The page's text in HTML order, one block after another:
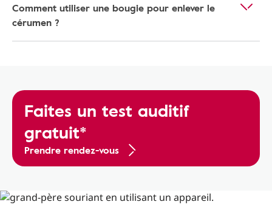
Comment utiliser une bougie pour enlever le
cérumen ?
Faites un test auditif
gratuit*
Prendre rendez-vous